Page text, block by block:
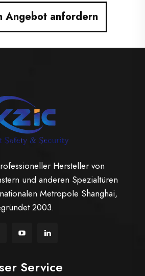
Angebot anfordern
Hersteller von
und anderen Spezialtüren
Metropole Shanghai,
2003.
Service